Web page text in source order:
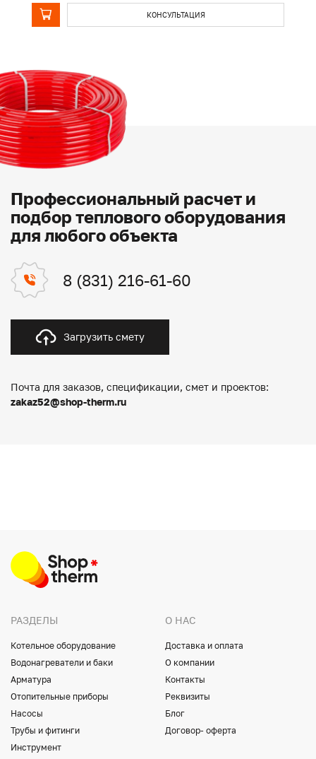
КОНСУЛЬТАЦИЯ
Профессиональный расчет и
подбор теплового оборудования
для любого объекта
8 (831) 216-61-60
Загрузить смету
Почта для заказов, спецификации, смет и проектов:
zakaz52@shop-therm.ru
РАЗДЕЛЫ
Котельное оборудование
Водонагреватели и баки
Арматура
Отопительные приборы
Насосы
Трубы и фитинги
Инструмент
О НАС
Доставка и оплата
О компании
Контакты
Реквизиты
Блог
Договор- оферта